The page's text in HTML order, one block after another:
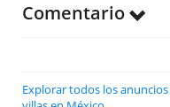
Comentario
Explorar todos los